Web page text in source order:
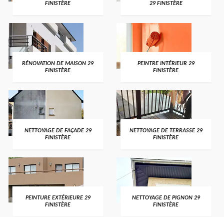
FINISTÈRE
29 FINISTÈRE
RÉNOVATION DE MAISON 29
FINISTÈRE
PEINTRE INTÉRIEUR 29
FINISTÈRE
NETTOYAGE DE FAÇADE 29
FINISTÈRE
NETTOYAGE DE TERRASSE 29
FINISTÈRE
PEINTURE EXTÉRIEURE 29
FINISTÈRE
NETTOYAGE DE PIGNON 29
FINISTÈRE